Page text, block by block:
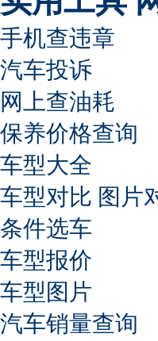
手机查违章
汽车投诉
网上查油耗
保养价格查询
车型大全
车型对比 图片
条件选车
车型报价
车型图片
汽车销量查询